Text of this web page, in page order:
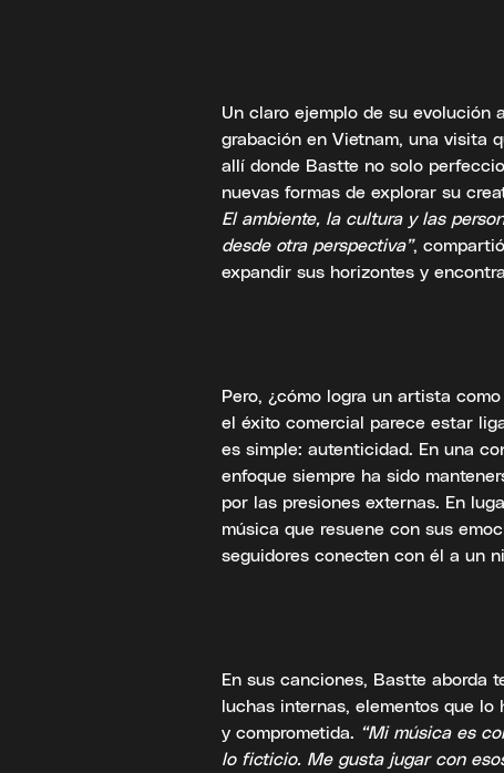
Un claro ejemplo de su
grabación en Vietnam, una visita
allí donde Bastte no solo
nuevas formas de explorar su
El ambiente, la cultura y las
desde otra perspectiva”,
expandir sus horizontes y
Pero, ¿cómo logra un artista
el éxito comercial parece estar
es simple: autenticidad. En una
enfoque siempre ha sido
por las presiones externas. En
música que resuene con sus
seguidores conecten con él a un
En sus canciones, Bastte aborda
luchas internas, elementos que
y comprometida. “Mi música es
lo ficticio. Me gusta jugar con